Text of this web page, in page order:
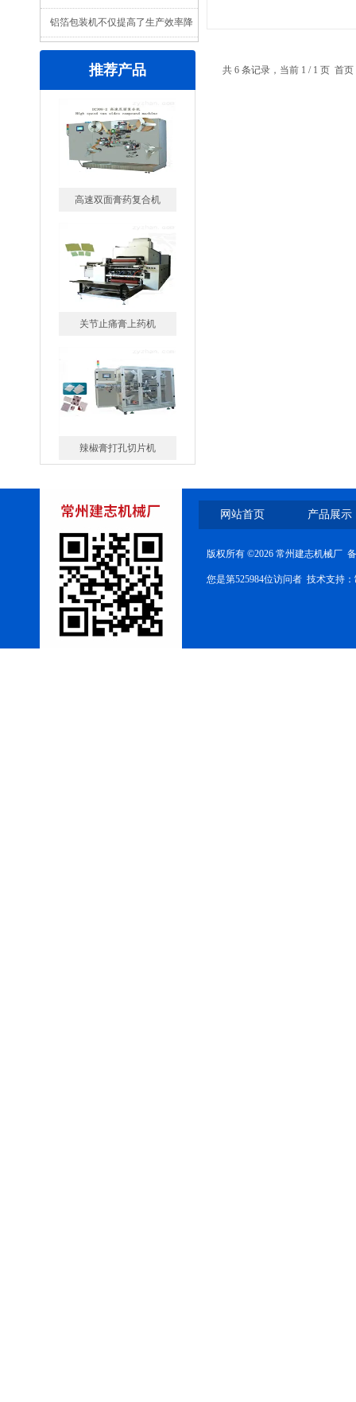
就知道了
铝箔包装机不仅提高了生产效率降
低了生产成本
推荐产品
高速双面膏药复合机
关节止痛膏上药机
辣椒膏打孔切片机
异型创可贴包装机
共 6 条记录，当前 1 / 1 页 首
网站首页 产品展示
版权所有 ©2026 常州建志机械厂
您是第525984位访问者 技术支持：